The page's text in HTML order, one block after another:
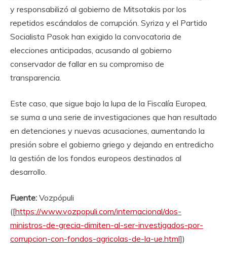
y responsabilizó al gobierno de Mitsotakis por los
repetidos escándalos de corrupción. Syriza y el Partido
Socialista Pasok han exigido la convocatoria de
elecciones anticipadas, acusando al gobierno
conservador de fallar en su compromiso de
transparencia.
Este caso, que sigue bajo la lupa de la Fiscalía Europea,
se suma a una serie de investigaciones que han resultado
en detenciones y nuevas acusaciones, aumentando la
presión sobre el gobierno griego y dejando en entredicho
la gestión de los fondos europeos destinados al
desarrollo.
Fuente: Vozpópuli
([https://www.vozpopuli.com/internacional/dos-
ministros-de-grecia-dimiten-al-ser-investigados-por-
corrupcion-con-fondos-agricolas-de-la-ue.html])